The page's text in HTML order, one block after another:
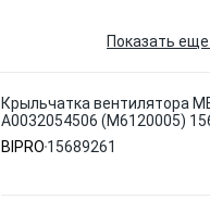
Показать
Крыльчатка вентилятора
A0032054506 (М6120005)
BIPRO 15689261